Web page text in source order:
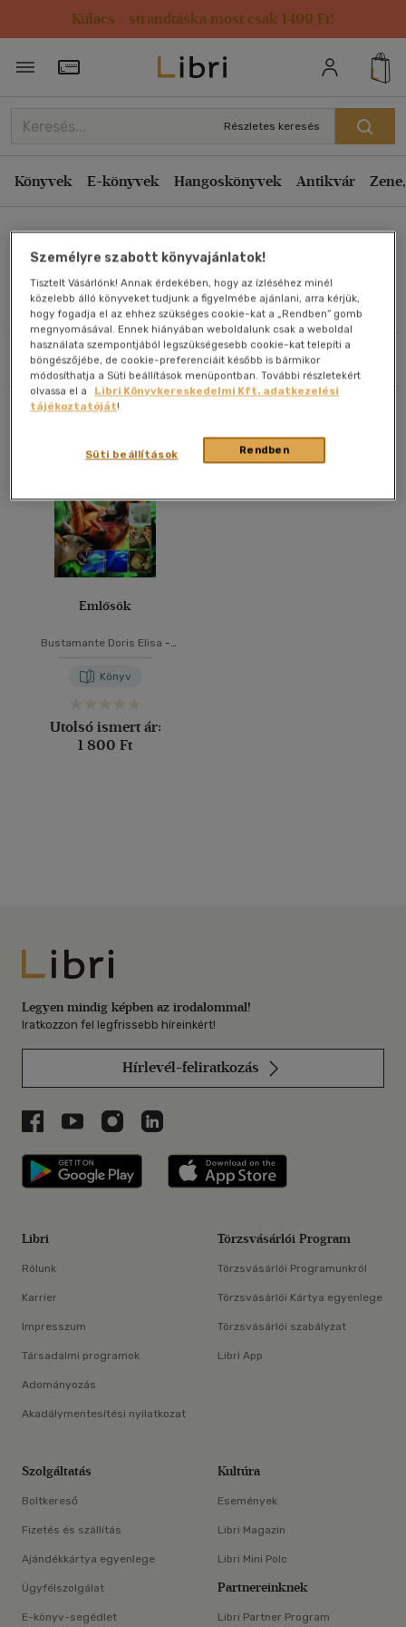
Kulacs / strandtáska most csak 1499 Ft!
Törzsvásárlói Kártya adatai
Részletes keresés
Könyvek E-könyvek Hangoskönyvek Antikvár
Művei
Szűrés Rendezés
Rendezés
Kiadás éve szerint csökkenő
Ár szerint csökkenő
Eladott darabszám szerint csökkenő
Eladott darabszám szerint növekvő
Cím szerint A-Z
Szerző szerint A-Z
Megjelenítés
20 db / oldal
Alkalmaz
Emlősök
Bustamante Doris Elisa -
Könyv
Utolsó ismert ár:
1 800 Ft
Libri
Legyen mindig képben az irodalommal!
Iratkozzon fel legfrissebb híreinkért!
Hírlevél-feliratkozás
Libri a Facebookon
Libri a Youtube-on
Libri az Instagramon
Libri a LinkedInen
Libri applikáció Szerezd meg: Google
Libri
Rólunk
Karrier
Impresszum
Társadalmi programok
Adományozás
Akadálymentesítési nyilatkozat
Törzsvásárlói Program
Törzsvásárlói Programunkról
Törzsvásárlói Kártya egyenlege
Törzsvásárlói szabályzat
Libri App
Szolgáltatás
Boltkereső
Fizetés és szállítás
Ajándékkártya egyenlege
Ügyfélszolgálat
E-könyv-segédlet
Kultúra
Események
Libri Magazin
Libri Mini Polc
Partnereinknek
Libri Partner Program
Személyre szabott könyvajánlatok!
Tisztelt Vásárlónk! Annak érdekében, hogy az ízléséhez minél
közelebb álló könyveket tudjunk a figyelmébe ajánlani, arra kérjük,
hogy fogadja el az ehhez szükséges cookie-kat a „Rendben” gomb
megnyomásával. Ennek hiányában weboldalunk csak a weboldal
használata szempontjából legszükségesebb cookie-kat telepíti a
böngészőjébe, de cookie-preferenciáit később is bármikor
módosíthatja a Süti beállítások menüpontban. További részletekért
olvassa el a
Libri Könyvkereskedelmi Kft. adatkezelési
tájékoztatóját!
Rendben
Süti beállítások